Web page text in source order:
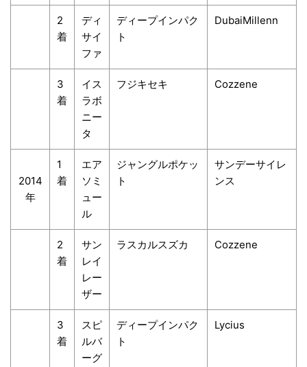
2
着
ディ
サイ
ファ
ディープインパク
ト
DubaiMillenn
3
着
イス
ラボ
ニー
タ
フジキセキ Cozzene
2014
年
1
着
エア
ソミ
ュー
ル
ジャングルポケッ
ト
サンデーサイレ
ンス
2
着
サン
レイ
レー
ザー
ラスカルスズカ Cozzene
3
着
スピ
ルバ
ーグ
ディープインパク
ト
Lycius